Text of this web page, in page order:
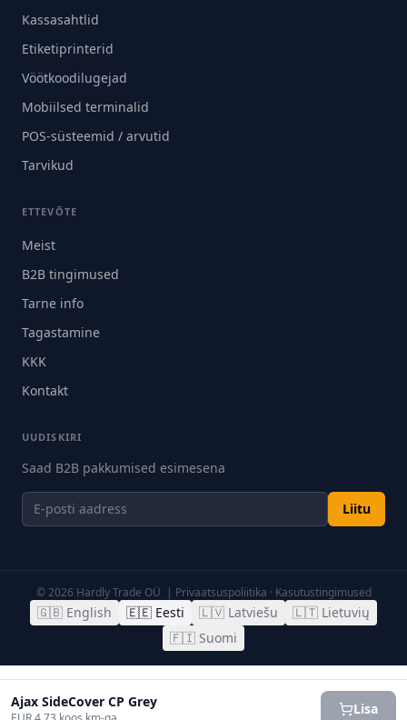
Kassasahtlid
Etiketiprinterid
Vöötkoodilugejad
Mobiilsed terminalid
POS-süsteemid / arvutid
Tarvikud
ETTEVÕTE
Meist
B2B tingimused
Tarne info
Tagastamine
KKK
Kontakt
UUDISKIRI
Saad B2B pakkumised esimesena
Liitu
©2026 Hardly Trade OÜ | Privaatsuspoliitika · Kasutustingimused
🇬🇧 English 🇪🇪 Eesti 🇱🇻 Latviešu 🇱🇹 Lietuvių
🇫🇮 Suomi
Ajax SideCover CP Grey Lisa